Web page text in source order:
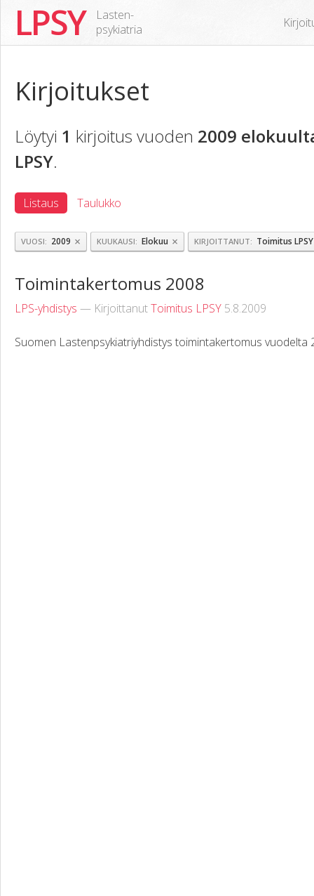
LPSY
Lasten-
psykiatria
Kirjoitukset
Löytyi 1 kirjoitus vuoden 2009
LPSY.
Listaus Taulukko
VUOSI 2009 × KUUKAUSI Elokuu × KIRJOITTANUT Toimitus LPSY
Toimintakertomus 2008
LPS-yhdistys — KirjoittanutToimitus LPSY 5.8.2009
Suomen Lastenpsykiatriyhdistys toimintakertomus vuodelta